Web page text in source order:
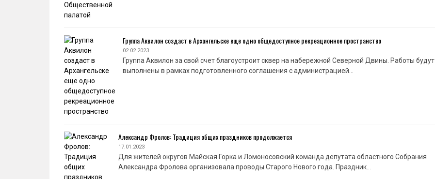
Группа Аквилон создаст в Архангельске еще одно общедоступное рекреационное пространство
02.02.2023
Группа Аквилон за свой счет благоустроит сквер на набережной Северной Двины. Работы будут
выполнены в рамках подготовленного соглашения с администрацией…
Александр Фролов: Традиция общих праздников продолжается
17.01.2023
Для жителей округов Майская Горка и Ломоносовский команда депутата областного Собрания
Александра Фролова организовала проводы Старого Нового года. Праздник…